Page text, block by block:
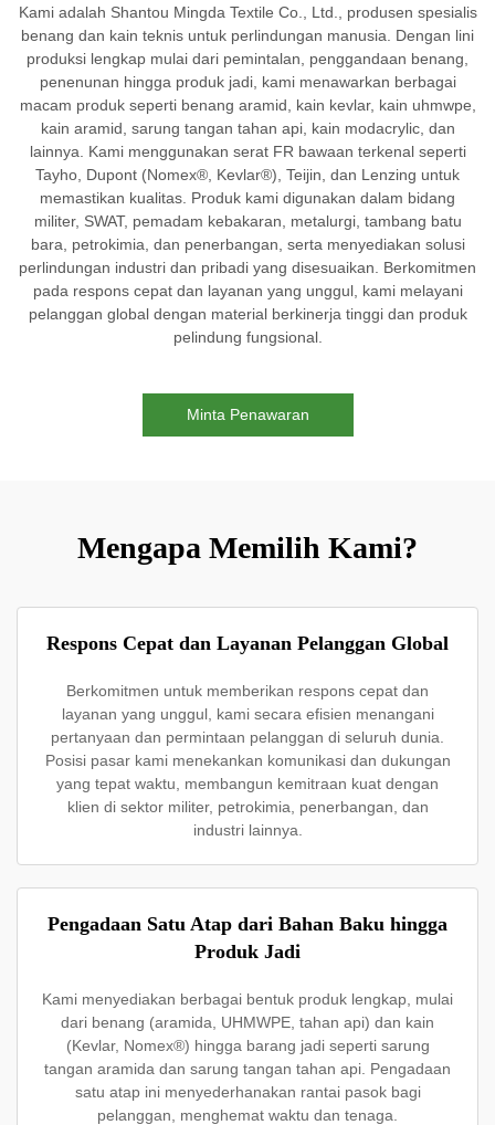
Kami adalah Shantou Mingda Textile Co., Ltd., produsen spesialis
benang dan kain teknis untuk perlindungan manusia. Dengan lini
produksi lengkap mulai dari pemintalan, penggandaan benang,
penenunan hingga produk jadi, kami menawarkan berbagai
macam produk seperti benang aramid, kain kevlar, kain uhmwpe,
kain aramid, sarung tangan tahan api, kain modacrylic, dan
lainnya. Kami menggunakan serat FR bawaan terkenal seperti
Tayho, Dupont (Nomex®, Kevlar®), Teijin, dan Lenzing untuk
memastikan kualitas. Produk kami digunakan dalam bidang
militer, SWAT, pemadam kebakaran, metalurgi, tambang batu
bara, petrokimia, dan penerbangan, serta menyediakan solusi
perlindungan industri dan pribadi yang disesuaikan. Berkomitmen
pada respons cepat dan layanan yang unggul, kami melayani
pelanggan global dengan material berkinerja tinggi dan produk
pelindung fungsional.
Minta Penawaran
Mengapa Memilih Kami?
Respons Cepat dan Layanan Pelanggan Global
Berkomitmen untuk memberikan respons cepat dan
layanan yang unggul, kami secara efisien menangani
pertanyaan dan permintaan pelanggan di seluruh dunia.
Posisi pasar kami menekankan komunikasi dan dukungan
yang tepat waktu, membangun kemitraan kuat dengan
klien di sektor militer, petrokimia, penerbangan, dan
industri lainnya.
Pengadaan Satu Atap dari Bahan Baku hingga
Produk Jadi
Kami menyediakan berbagai bentuk produk lengkap, mulai
dari benang (aramida, UHMWPE, tahan api) dan kain
(Kevlar, Nomex®) hingga barang jadi seperti sarung
tangan aramida dan sarung tangan tahan api. Pengadaan
satu atap ini menyederhanakan rantai pasok bagi
pelanggan, menghemat waktu dan tenaga.